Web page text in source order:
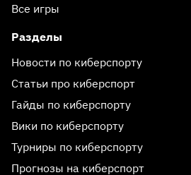
Все игры
Разделы
Новости по киберспорту
Статьи про киберспорт
Гайды по киберспорту
Вики по киберспорту
Турниры по киберспорту
Прогнозы на киберспорт